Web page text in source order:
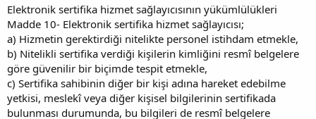
Elektronik sertifika hizmet sağlayıcısının yükümlülükleri
Madde 10- Elektronik sertifika hizmet sağlayıcısı;
a) Hizmetin gerektirdiği nitelikte personel istihdam etmekle,
b) Nitelikli sertifika verdiği kişilerin kimliğini resmî belgelere
göre güvenilir bir biçimde tespit etmekle,
c) Sertifika sahibinin diğer bir kişi adına hareket edebilme
yetkisi, meslekî veya diğer kişisel bilgilerinin sertifikada
bulunması durumunda, bu bilgileri de resmî belgelere